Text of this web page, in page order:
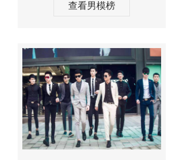
查看男模榜